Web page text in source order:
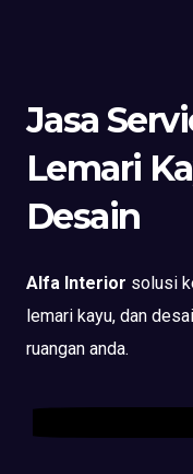
Jasa
Lemari
Desain
Alfa Interior solusi
lemari kayu, dan
ruangan anda.